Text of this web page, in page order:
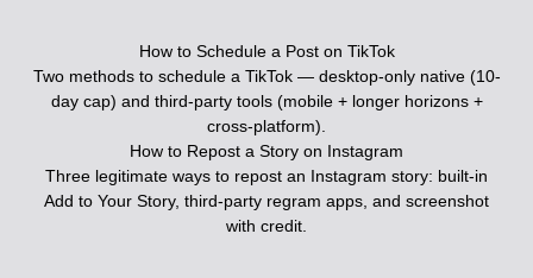
How to Schedule a Post on TikTok
Two methods to schedule a TikTok — desktop-only native (10-
day cap) and third-party tools (mobile + longer horizons +
cross-platform).
How to Repost a Story on Instagram
Three legitimate ways to repost an Instagram story: built-in
Add to Your Story, third-party regram apps, and screenshot
with credit.